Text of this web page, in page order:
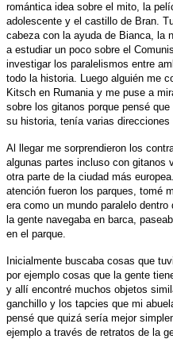
romántica idea sobre el mito, la
adolescente y el castillo de Bran.
cabeza con la ayuda de Bianca, la
a estudiar un poco sobre el
investigar los paralelismos entre
todo la historia. Luego alguién me
Kitsch en Rumania y me puse a
sobre los gitanos porque pensé
su historia, tenía varias direcciones
Al llegar me sorprendieron los
algunas partes incluso con gitanos
otra parte de la ciudad más
atención fueron los parques, tomé
era como un mundo paralelo dentro
la gente navegaba en barca,
en el parque.
Inicialmente buscaba cosas que
por ejemplo cosas que la gente
y allí encontré muchos objetos
ganchillo y los tapcies que mi
pensé que quizá sería mejor
ejemplo a través de retratos de la